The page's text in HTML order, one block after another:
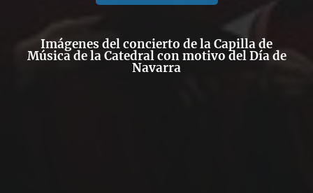
Imágenes del concierto de la Capilla de
Música de la Catedral con motivo del Día de
Navarra